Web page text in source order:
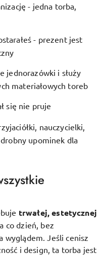
- jedna torba,
- prezent jest
jednorazówki i służy
materiałowych toreb
się nie pruje
nauczycielki,
upominek dla
trwałej, estetycznej
co dzień, bez
wyglądem. Jeśli cenisz
i design, ta torba jest